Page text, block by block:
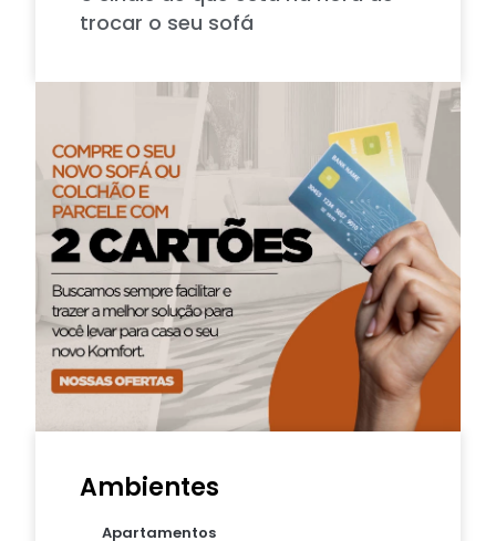
trocar o seu sofá
Ambientes
Apartamentos